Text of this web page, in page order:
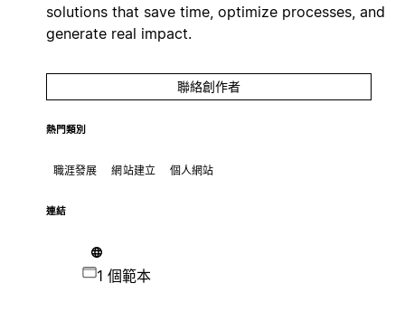
solutions that save time, optimize processes, and
generate real impact.
聯絡創作者
熱門類別
職涯發展 網站建立 個人網站
連結
1 個範本